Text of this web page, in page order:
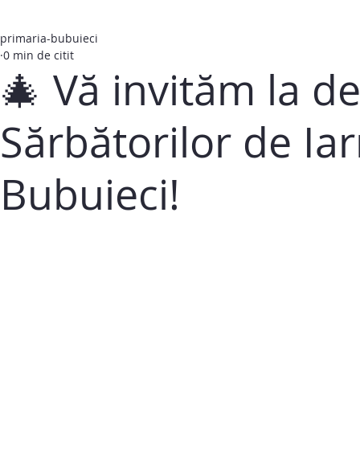
🎄 Vă invităm la
Sărbătorilor de
Bubuieci!
primaria-bubuieci
0 min de citit